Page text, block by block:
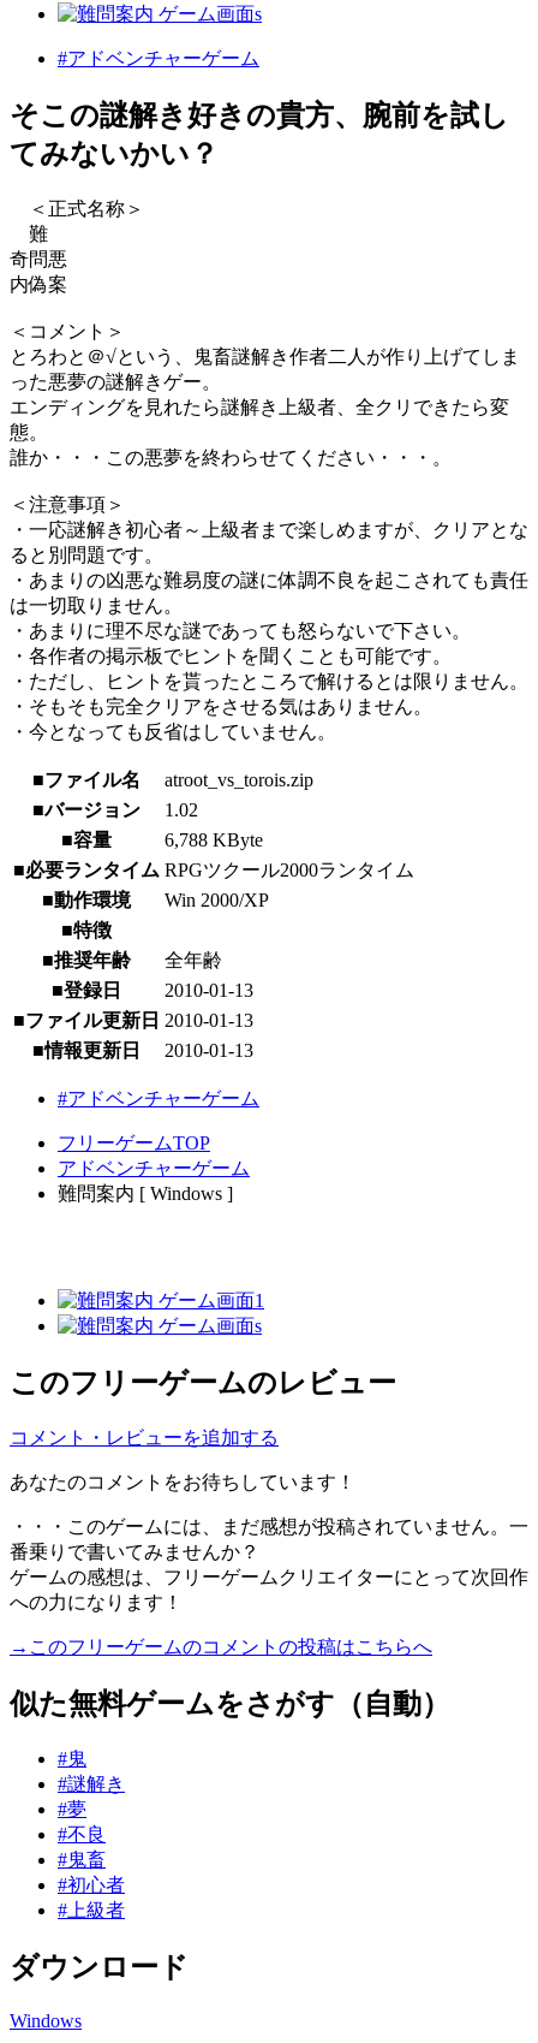
#アドベンチャーゲーム
そこの謎解き好きの貴方、腕前を試し
てみないかい？
＜正式名称＞
難
奇問悪
内偽案
＜コメント＞
とろわと＠√という、鬼畜謎解き作者二人が作り上げてしま
った悪夢の謎解きゲー。
エンディングを見れたら謎解き上級者、全クリできたら変
態。
誰か・・・この悪夢を終わらせてください・・・。
＜注意事項＞
・一応謎解き初心者～上級者まで楽しめますが、クリアとな
ると別問題です。
・あまりの凶悪な難易度の謎に体調不良を起こされても責任
は一切取りません。
・あまりに理不尽な謎であっても怒らないで下さい。
・各作者の掲示板でヒントを聞くことも可能です。
・ただし、ヒントを貰ったところで解けるとは限りません。
・そもそも完全クリアをさせる気はありません。
・今となっても反省はしていません。
■ファイル名
atroot_vs_torois.zip
■バージョン
1.02
■容量
6,788 KByte
■必要ランタイム RPGツクール2000ランタイム
■動作環境
Win 2000/XP
■特徴
■推奨年齢
全年齢
■登録日
2010-01-13
■ファイル更新日 2010-01-13
■情報更新日
2010-01-13
#アドベンチャーゲーム
フリーゲームTOP
アドベンチャーゲーム
難問案内 [ Windows ]
このフリーゲームのレビュー
コメント・レビューを追加する
あなたのコメントをお待ちしています！
・・・このゲームには、まだ感想が投稿されていません。一
番乗りで書いてみませんか？
ゲームの感想は、フリーゲームクリエイターにとって次回作
への力になります！
→このフリーゲームのコメントの投稿はこちらへ
似た無料ゲームをさがす（自動）
#鬼
#謎解き
#夢
#不良
#鬼畜
#初心者
#上級者
ダウンロード
Windows